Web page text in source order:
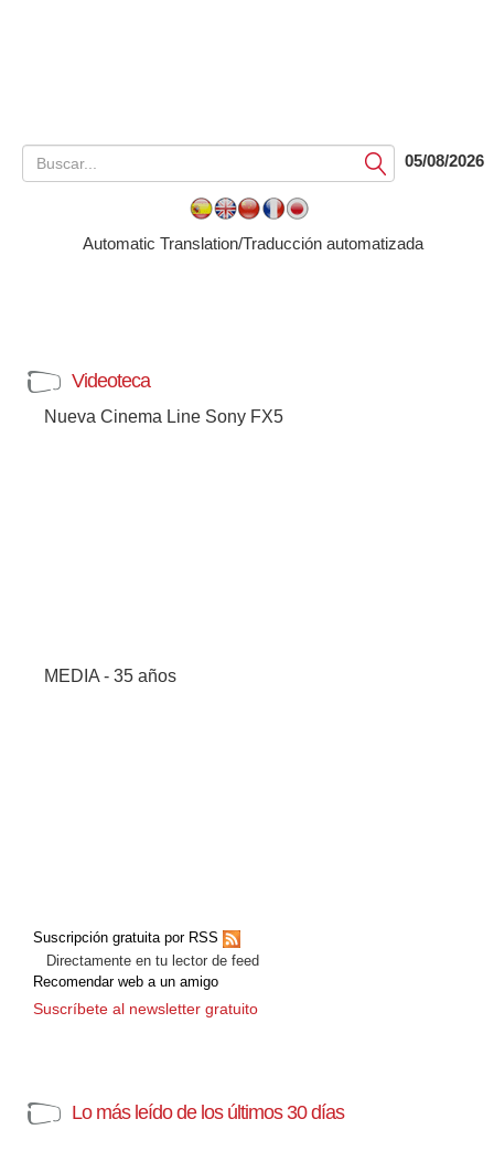
Submit05/08/2026
Automatic Translation/Traducción automatizada
Videoteca
Nueva Cinema Line Sony FX5
MEDIA - 35 años
Suscripción gratuita por RSS
Directamente en tu lector de feed
Recomendar web a un amigo
Suscríbete al newsletter gratuito
Lo más leído de los últimos 30 días